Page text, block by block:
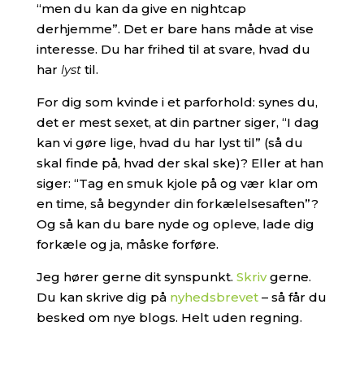
“men du kan da give en nightcap
derhjemme”. Det er bare hans måde at vise
interesse. Du har frihed til at svare, hvad du
har lysttil.
For dig som kvinde i et parforhold: synes du,
det er mest sexet, at din partner siger, “I dag
kan vi gøre lige, hvad du har lyst til” (så du
skal finde på, hvad der skal ske)? Eller at han
siger: “Tag en smuk kjole på og vær klar om
en time, så begynder din forkælelsesaften”?
Og så kan du bare nyde og opleve, lade dig
forkæle og ja, måske forføre.
Jeg hører gerne dit synspunkt. Skrivgerne.
Du kan skrive dig på nyhedsbrevet– så får du
besked om nye blogs. Helt uden regning.